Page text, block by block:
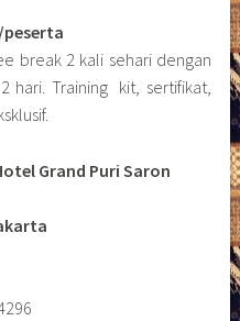
break 2 kali sehari dengan
hari. Training kit, sertifikat,
Grand Puri Saron